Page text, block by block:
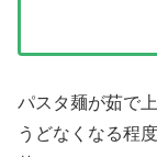
パスタ麺が茹で
うどなくなる程